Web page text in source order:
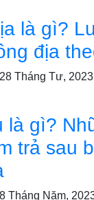
là gì?
địa
28 Tháng Tư, 2023
là gì?
trả sau
8 Tháng Năm,